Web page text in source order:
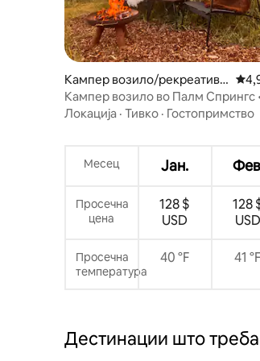
Кампер возило/рекреативн
о возило во Sharpthorne
Кампер возило во Палм Спрингс
Огниште и возови на пареа
Локација · Тивко · Гостопримство
Месец Јан.
Просечна
цена
128 $
USD
128
USD
Просечна
температура
40 °F 41 °F
Дестинации што